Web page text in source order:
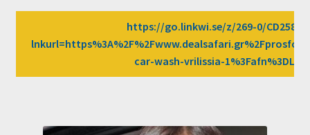
https://go.linkwi.se/z/269-0/CD2589/
car-wash-vrilissia-1%3Fafn%3DLW